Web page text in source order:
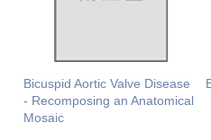
Bicuspid Aortic Valve Disease
- Recomposing an Anatomical
Mosaic